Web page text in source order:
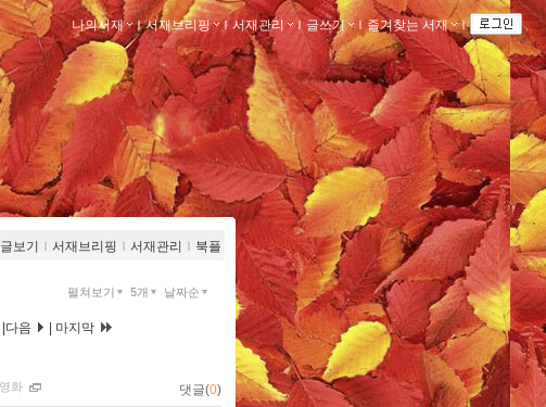
나의서재 ｌ서재브리핑 ｌ서재관리 ｌ 글쓰기 ｌ즐겨찾는 서재 ｌ
글보기 ｌ 서재브리핑 ｌ 서재관리 ｌ 북플
펼쳐보기 5개 날짜순
다음 마지막
영화 댓글(0)